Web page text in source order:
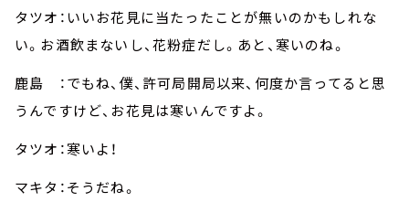
タツオ：いいお花見に当たったことが無いのかもしれな
い。お酒飲まないし、花粉症だし。あと、寒いのね。
鹿島 ：でもね、僕、許可局開局以来、何度か言ってると思
うんですけど、お花見は寒いんですよ。
タツオ：寒いよ！
マキタ：そうだね。